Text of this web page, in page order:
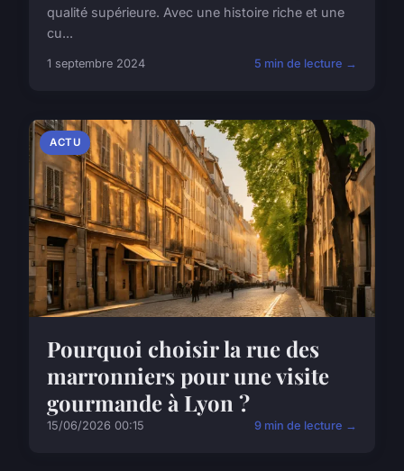
qualité supérieure. Avec une histoire riche et une
cu...
1 septembre 2024 5 min de lecture →
ACTU
Pourquoi choisir la rue des
marronniers pour une visite
gourmande à Lyon ?
15/06/2026 00:15 9 min de lecture →